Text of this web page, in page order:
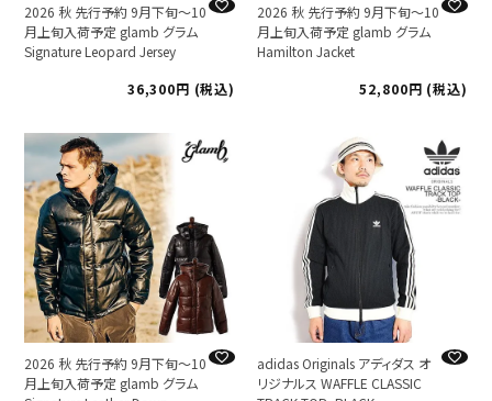
2026 秋 先行予約 9月下旬～10
月上旬入荷予定 glamb グラム
Signature Leopard Jersey
36,300
税込
2026 秋 先行予約 9月下旬～10
月上旬入荷予定 glamb グラム
Hamilton Jacket
52,800
税込
2026 秋 先行予約 9月下旬～10
月上旬入荷予定 glamb グラム
adidas Originals アディダス オ
リジナルス WAFFLE CLASSIC